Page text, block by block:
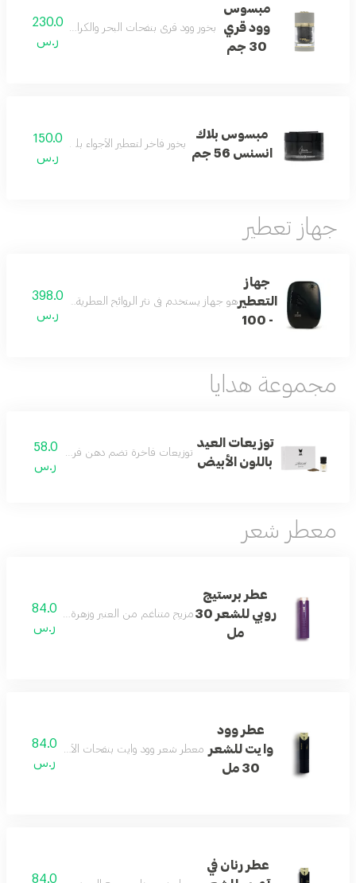
مبسوس
وود قري
30 جم
بخور وود قري بنفحات البحر والكراميل والجلد
230.0
ر.س
مبسوس بلاك
انسنس 56 جم
بخور فاخر لتعطير الأجواء بلمسات عصرية
150.0
ر.س
جهاز تعطير
جهاز
التعطير
- 100
هو جهاز يستخدم في نثر الروائح العطرية في جميع أنحاء الأماكن الصغيرة بمحيط ٣٠٠
398.0
ر.س
مجموعة هدايا
توزيعات العيد
باللون الأبيض
توزيعات فاخرة تضم دهن فروتي عنبر وكسرة
58.0
ر.س
معطر شعر
عطر برستيج
روبي للشعر 30
مل
مزيج متناغم من العنبر وزهرة البرتقال
84.0
ر.س
عطر وود
وايت للشعر
30 مل
معطر شعر وود وايت بنفحات الأخشاب البيضاء
84.0
ر.س
عطر رنان في
84.0